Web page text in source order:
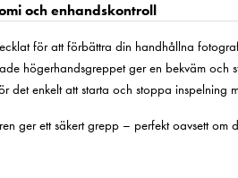
och enhandskontroll
för att förbättra din handhållna
högerhandsgreppet ger en bekväm och
det enkelt att starta och stoppa inspelning
ger ett säkert grepp – perfekt oavsett